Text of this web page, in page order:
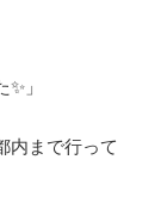
」
内まで行って